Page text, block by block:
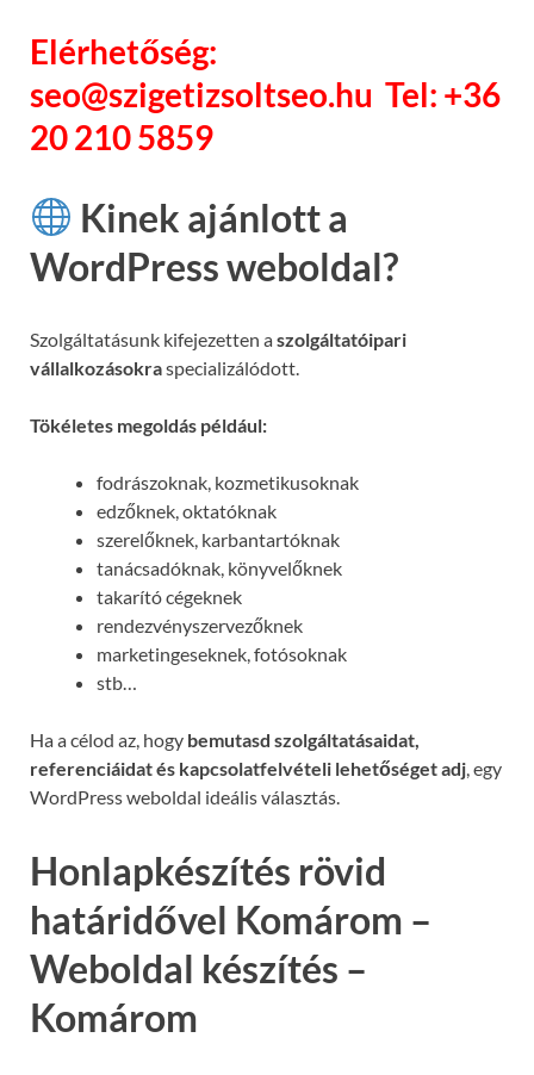
Elérhetőség:
seo@szigetizsoltseo.hu Tel: +36
20 210 5859
Kinek ajánlott a
WordPress weboldal?
Szolgáltatásunk kifejezetten aszolgáltatóipari
vállalkozásokraspecializálódott.
Tökéletes megoldás például:
fodrászoknak, kozmetikusoknak
edzőknek, oktatóknak
szerelőknek, karbantartóknak
tanácsadóknak, könyvelőknek
takarító cégeknek
rendezvényszervezőknek
marketingeseknek, fotósoknak
stb…
Ha a célod az, hogy bemutasd szolgáltatásaidat,
referenciáidat és kapcsolatfelvételi lehetőséget adj , egy
WordPress weboldal ideális választás.
Honlapkészítés rövid
határidővel Komárom –
Weboldal készítés –
Komárom